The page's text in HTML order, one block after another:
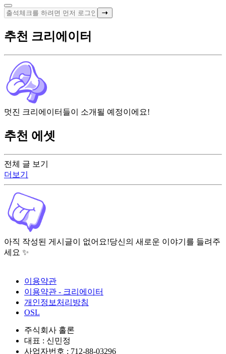
전체 글 보기
더보기
아직 작성된 게시글이 없어요!당신의 새로운 이야기를 들려주
세요 ✨
추천 크리에이터
멋진 크리에이터들이 소개될 예정이에요!
추천 에셋
이용약관
이용약관 - 크리에이터
개인정보처리방침
OSL
주식회사 홀론
대표 : 신민정
사업자번호 : 712-88-03296